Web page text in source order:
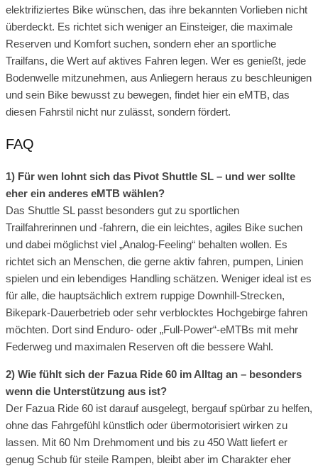
elektrifiziertes Bike wünschen, das ihre bekannten Vorlieben nicht
überdeckt. Es richtet sich weniger an Einsteiger, die maximale
Reserven und Komfort suchen, sondern eher an sportliche
Trailfans, die Wert auf aktives Fahren legen. Wer es genießt, jede
Bodenwelle mitzunehmen, aus Anliegern heraus zu beschleunigen
und sein Bike bewusst zu bewegen, findet hier ein eMTB, das
diesen Fahrstil nicht nur zulässt, sondern fördert.
FAQ
1) Für wen lohnt sich das Pivot Shuttle SL – und wer sollte
eher ein anderes eMTB wählen?
Das Shuttle SL passt besonders gut zu sportlichen
Trailfahrerinnen und -fahrern, die ein leichtes, agiles Bike suchen
und dabei möglichst viel „Analog-Feeling“ behalten wollen. Es
richtet sich an Menschen, die gerne aktiv fahren, pumpen, Linien
spielen und ein lebendiges Handling schätzen. Weniger ideal ist es
für alle, die hauptsächlich extrem ruppige Downhill-Strecken,
Bikepark-Dauerbetrieb oder sehr verblocktes Hochgebirge fahren
möchten. Dort sind Enduro- oder „Full-Power“-eMTBs mit mehr
Federweg und maximalen Reserven oft die bessere Wahl.
2) Wie fühlt sich der Fazua Ride 60 im Alltag an – besonders
wenn die Unterstützung aus ist?
Der Fazua Ride 60 ist darauf ausgelegt, bergauf spürbar zu helfen,
ohne das Fahrgefühl künstlich oder übermotorisiert wirken zu
lassen. Mit 60 Nm Drehmoment und bis zu 450 Watt liefert er
genug Schub für steile Rampen, bleibt aber im Charakter eher